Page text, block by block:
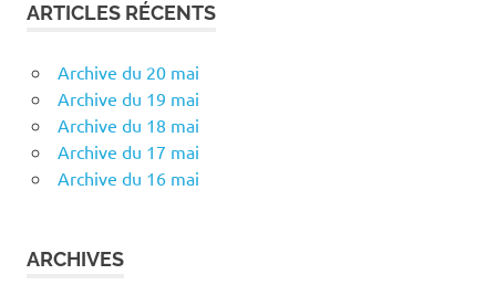
ARTICLES RÉCENTS
Archive du 20 mai
Archive du 19 mai
Archive du 18 mai
Archive du 17 mai
Archive du 16 mai
ARCHIVES